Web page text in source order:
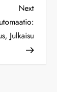
Next
Post
Next
Julkaisu